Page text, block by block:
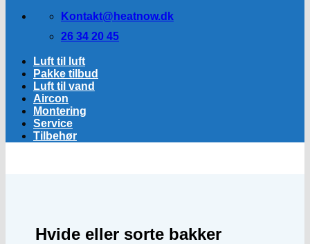
Kontakt@heatnow.dk
26 34 20 45
Luft til luft
Pakke tilbud
Luft til vand
Aircon
Montering
Service
Tilbehør
Hvide eller sorte bakker